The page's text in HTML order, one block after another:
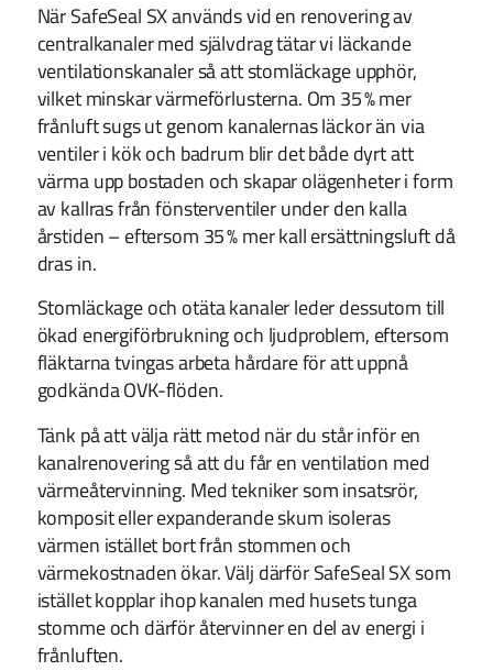
När SafeSeal SX används vid en renovering av
centralkanaler med självdrag tätar vi läckande
ventilationskanaler så att stomläckage upphör,
vilket minskar värmeförlusterna. Om 35 % mer
frånluft sugs ut genom kanalernas läckor än via
ventiler i kök och badrum blir det både dyrt att
värma upp bostaden och skapar olägenheter i form
av kallras från fönsterventiler under den kalla
årstiden – eftersom 35 % mer kall ersättningsluft då
dras in.
Stomläckage och otäta kanaler leder dessutom till
ökad energiförbrukning och ljudproblem, eftersom
fläktarna tvingas arbeta hårdare för att uppnå
godkända OVK-flöden.
Tänk på att välja rätt metod när du står inför en
kanalrenovering så att du får en ventilation med
värmeåtervinning. Med tekniker som insatsrör,
komposit eller expanderande skum isoleras
värmen istället bort från stommen och
värmekostnaden ökar. Välj därför SafeSeal SX som
istället kopplar ihop kanalen med husets tunga
stomme och därför återvinner en del av energi i
frånluften.